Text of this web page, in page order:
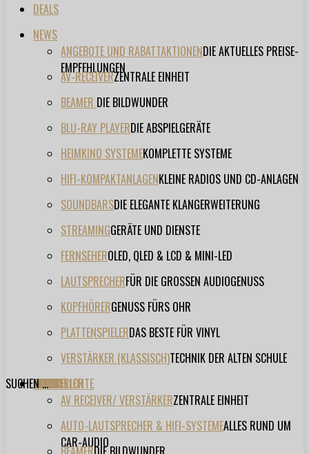
DEALS
NEWS
ANGEBOTE UND RABATTAKTIONENDIE AKTUELLES PREISE-
EMPFEHLUNGEN
AV-RECEIVERZENTRALE EINHEIT
BEAMER DIE BILDWUNDER
BLU-RAY PLAYERDIE ABSPIELGERÄTE
HEIMKINO SYSTEMEKOMPLETTE SYSTEME
HIFI-KOMPAKTANLAGENKLEINE RADIOS UND CD-ANLAGEN
SOUNDBARSDIE ELEGANTE KLANGERWEITERUNG
STREAMINGGERÄTE UND DIENSTE
FERNSEHEROLED, QLED & LCD & MINI-LED
LAUTSPRECHERFÜR DIE GROSSEN AUDIOGENUSS
KOPFHÖRERGENUSS FÜRS OHR
PLATTENSPIELERDAS BESTE FÜR VINYL
VERSTÄRKER (KLASSISCH)TECHNIK DER ALTEN SCHULE
TESTBERICHTE
AV RECEIVER/ VERSTÄRKERZENTRALE EINHEIT
AUTO-LAUTSPRECHER & HIFI-SYSTEMEALLES RUND UM
CAR-AUDIO
FORUM
FILME
VIDEOS
HERSTELLER
EVENT
SUCHEN ...